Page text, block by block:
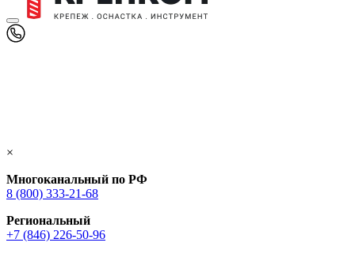
×
Многоканальный по РФ
8 (800) 333‑21-68
Региональный
+7 (846) 226-50-96